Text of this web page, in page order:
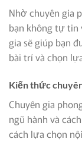
Nhờ chuyên gia
bạn không tự tin
gia sẽ giúp bạn
bài trí và chọn
Kiến thức
Chuyên gia
ngũ hành và
cách lựa chọn